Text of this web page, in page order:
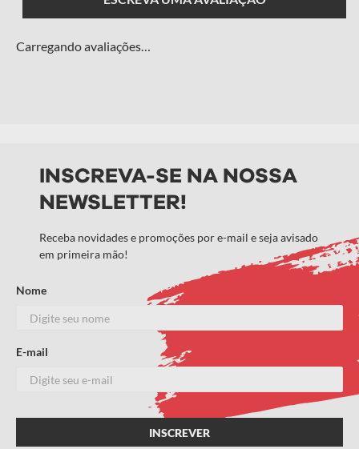
Avalie o produto de 1 a 5 estrelas
Seu nome
Endereço de email
Escreva uma avaliação
Carregando avaliações…
INSCREVA-SE NA NOSSA
NEWSLETTER!
Receba novidades e promoções por e-mail e seja avisado
em primeira mão!
Nome
E-mail